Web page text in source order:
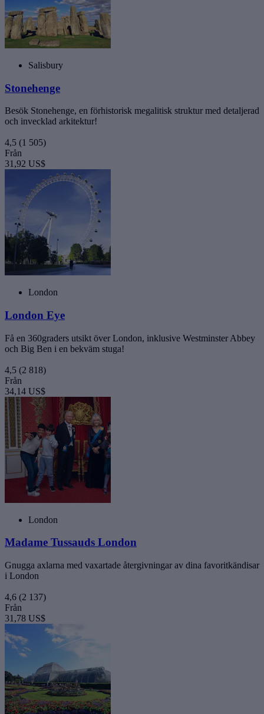
Salisbury
Stonehenge
Besök Stonehenge, en förhistorisk megalitisk struktur med detaljerad
och invecklad arkitektur!
4,5 (1 505)
Från
31,92 US$
London
London Eye
Få en 360graders utsikt över London, inklusive Westminster Abbey
och Big Ben i en bekväm stuga!
4,5 (2 818)
Från
34,14 US$
London
Madame Tussauds London
Gnugga axlarna med vaxartade återgivningar av dina favoritkändisar
i London
4,6 (2 137)
Från
31,78 US$